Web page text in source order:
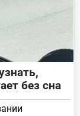
без сна